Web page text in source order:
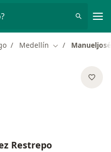
Medellín Cambiar de
Restrepo